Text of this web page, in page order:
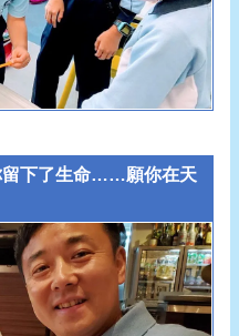
留下了生命……願你在天